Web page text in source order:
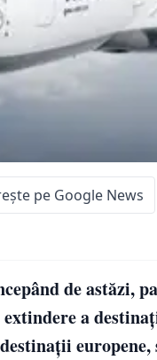
pe Google News
de astăzi,
a
europene,